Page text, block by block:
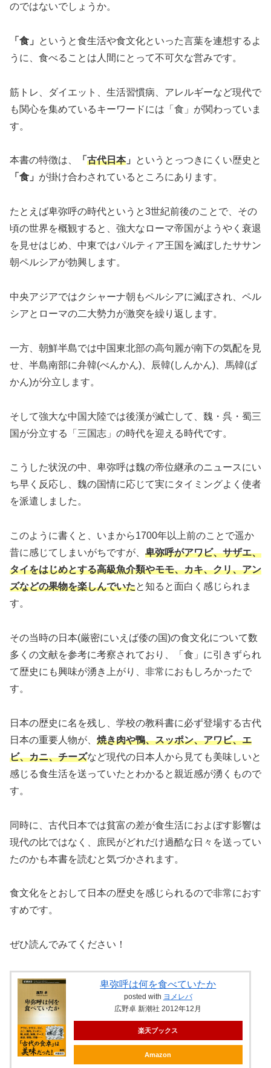
のではないでしょうか。
「食」
というと食生活や食文化といった言葉を連想するよ
うに、食べることは人間にとって不可欠な営みです。
筋トレ、ダイエット、生活習慣病、アレルギーなど現代で
も関心を集めているキーワードには「食」が関わっていま
す。
本書の特徴は、 「 古代日本」
というとっつきにくい歴史と
「食」 が掛け合わされているところにあります。
たとえば卑弥呼の時代というと3世紀前後のことで、その
頃の世界を概観すると、強大なローマ帝国がようやく衰退
を見せはじめ、中東ではパルティア王国を滅ぼしたササン
朝ペルシアが勃興します。
中央アジアではクシャーナ朝もペルシアに滅ぼされ、ペル
シアとローマの二大勢力が激突を繰り返します。
一方、朝鮮半島では中国東北部の高句麗が南下の気配を見
せ、半島南部に弁韓(べんかん)、辰韓(しんかん)、馬韓(ば
かん)が分立します。
そして強大な中国大陸では後漢が滅亡して、魏・呉・蜀三
国が分立する「三国志」の時代を迎える時代です。
こうした状況の中、卑弥呼は魏の帝位継承のニュースにい
ち早く反応し、魏の国情に応じて実にタイミングよく使者
を派遣しました。
このように書くと、いまから1700年以上前のことで遥か
昔に感じてしまいがちですが、 卑弥呼がアワビ、サザエ、
タイをはじめとする高級魚介類やモモ、カキ、クリ、アン
ズなどの果物を楽しんでいたと知ると面白く感じられま
す。
その当時の日本(厳密にいえば倭の国)の食文化について数
多くの文献を参考に考察されており、「食」に引きずられ
て歴史にも興味が湧き上がり、非常におもしろかったで
す。
日本の歴史に名を残し、学校の教科書に必ず登場する古代
日本の重要人物が、 焼き肉や鴨、スッポン、アワビ、エ
ビ、カニ、チーズなど現代の日本人から見ても美味しいと
感じる食生活を送っていたとわかると親近感が湧くもので
す。
同時に、古代日本では貧富の差が食生活におよぼす影響は
現代の比ではなく、庶民がどれだけ過酷な日々を送ってい
たのかも本書を読むと気づかされます。
食文化をとおして日本の歴史を感じられるので非常におす
すめです。
ぜひ読んでみてください！
卑弥呼は何を食べていたか
posted with ヨメレバ
広野卓 新潮社 2012年12月
楽天ブックス
Amazon